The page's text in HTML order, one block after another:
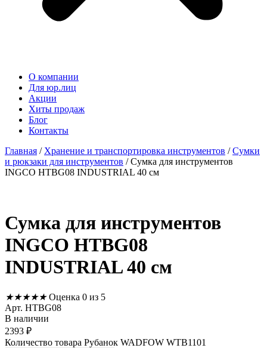
О компании
Для юр.лиц
Акции
Хиты продаж
Блог
Контакты
Главная / Хранение и транспортировка инструментов /Сумки
и рюкзаки для инструментов / Сумка для инструментов
INGCO HTBG08 INDUSTRIAL 40 см
Сумка для инструментов
INGCO HTBG08
INDUSTRIAL 40 см
★★★★★ Оценка 0 из 5
Арт. HTBG08
В наличии
2393 ₽
Количество товара Рубанок WADFOW WTB1101